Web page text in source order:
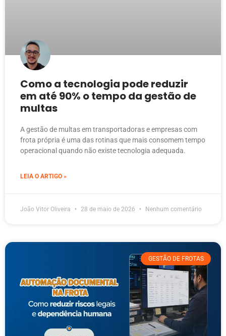
Como a tecnologia pode reduzir
em até 90% o tempo da gestão de
multas
A gestão de multas em transportadoras e empresas com
frota própria é uma das rotinas que mais consomem tempo
operacional quando não existe tecnologia adequada.
LEIA O ARTIGO »
João Vitor Oliveira 28 de maio de 2026 Nenhum comentário
GESTÃO DE FROTAS